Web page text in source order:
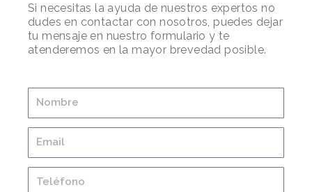
Si necesitas la ayuda de nuestros expertos no
dudes en contactar con nosotros, puedes dejar
tu mensaje en nuestro formulario y te
atenderemos en la mayor brevedad posible.